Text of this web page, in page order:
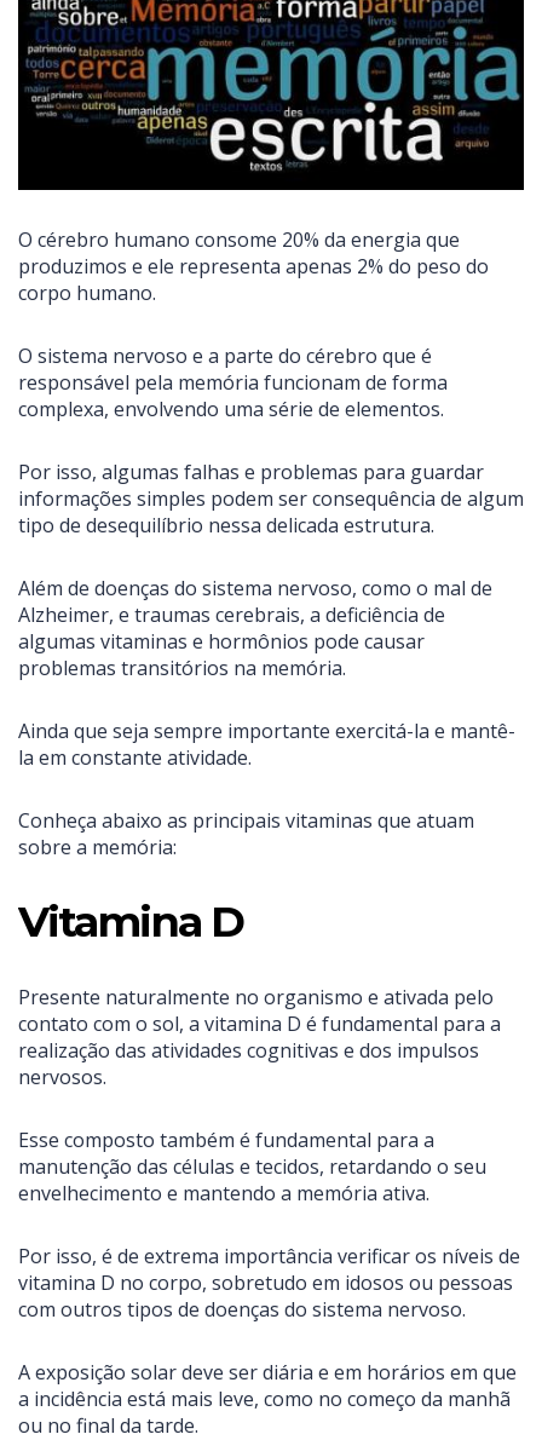
O cérebro humano consome 20% da energia que
produzimos e ele representa apenas 2% do peso do
corpo humano.
O sistema nervoso e a parte do cérebro que é
responsável pela memória funcionam de forma
complexa, envolvendo uma série de elementos.
Por isso, algumas falhas e problemas para guardar
informações simples podem ser consequência de algum
tipo de desequilíbrio nessa delicada estrutura.
Além de doenças do sistema nervoso, como o mal de
Alzheimer, e traumas cerebrais, a deficiência de
algumas vitaminas e hormônios pode causar
problemas transitórios na memória.
Ainda que seja sempre importante exercitá-la e mantê-
la em constante atividade.
Conheça abaixo as principais vitaminas que atuam
sobre a memória:
Vitamina D
Presente naturalmente no organismo e ativada pelo
contato com o sol, a vitamina D é fundamental para a
realização das atividades cognitivas e dos impulsos
nervosos.
Esse composto também é fundamental para a
manutenção das células e tecidos, retardando o seu
envelhecimento e mantendo a memória ativa.
Por isso, é de extrema importância verificar os níveis de
vitamina D no corpo, sobretudo em idosos ou pessoas
com outros tipos de doenças do sistema nervoso.
A exposição solar deve ser diária e em horários em que
a incidência está mais leve, como no começo da manhã
ou no final da tarde.